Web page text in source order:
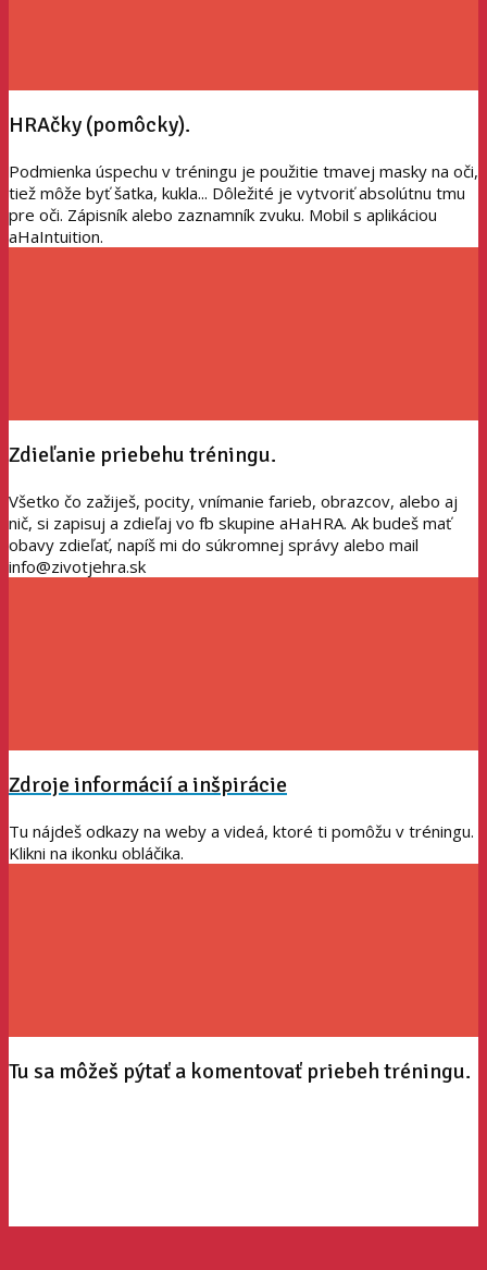
HRAčky (pomôcky).
Podmienka úspechu v tréningu je použitie tmavej masky na oči,
tiež môže byť šatka, kukla... Dôležité je vytvoriť absolútnu tmu
pre oči. Zápisník alebo zaznamník zvuku. Mobil s aplikáciou
aHaIntuition.
Zdieľanie priebehu tréningu.
Všetko čo zažiješ, pocity, vnímanie farieb, obrazcov, alebo aj
nič, si zapisuj a zdieľaj vo fb skupine aHaHRA. Ak budeš mať
obavy zdieľať, napíš mi do súkromnej správy alebo mail
info@zivotjehra.sk
Zdroje informácií a inšpirácie
Tu nájdeš odkazy na weby a videá, ktoré ti pomôžu v tréningu.
Klikni na ikonku obláčika.
Tu sa môžeš pýtať a komentovať priebeh tréningu.